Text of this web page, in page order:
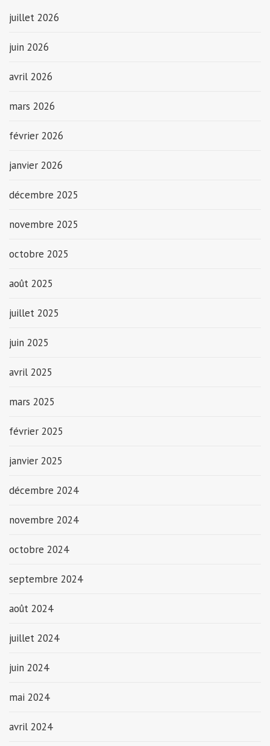
juillet 2026
juin 2026
avril 2026
mars 2026
février 2026
janvier 2026
décembre 2025
novembre 2025
octobre 2025
août 2025
juillet 2025
juin 2025
avril 2025
mars 2025
février 2025
janvier 2025
décembre 2024
novembre 2024
octobre 2024
septembre 2024
août 2024
juillet 2024
juin 2024
mai 2024
avril 2024